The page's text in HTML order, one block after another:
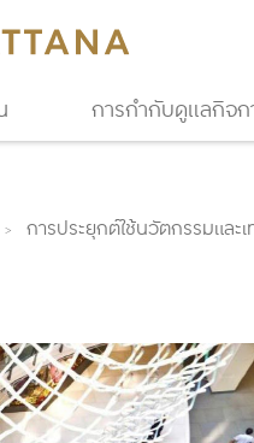
การกำกับดูแลกิจ
การประยุกต์ใช้นวัตกรรมและเ